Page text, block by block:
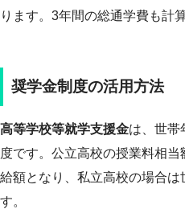
ります。3年間の総通学費も計
奨学金制度の活用方法
高等学校等就学支援金は、世帯
度です。公立高校の授業料相
給額となり、私立高校の場合は
す。